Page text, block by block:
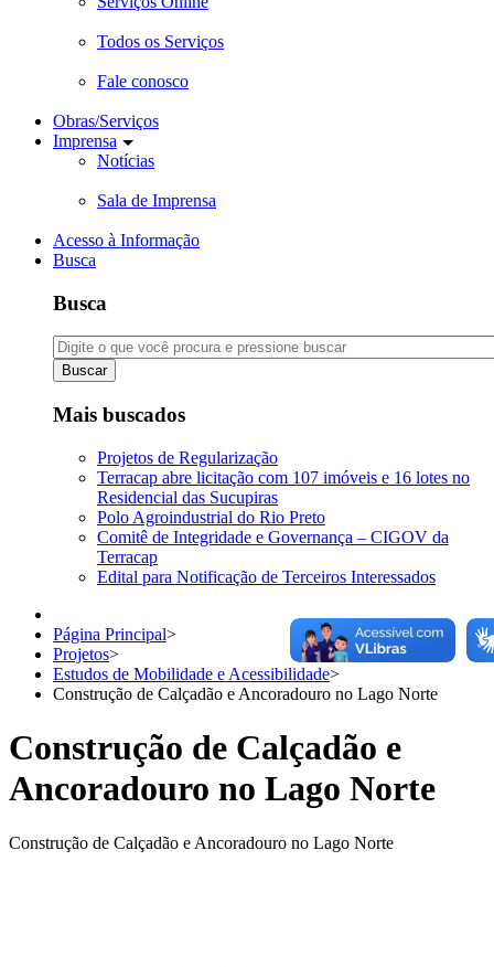
Todos os Serviços
Fale conosco
Obras/Serviços
Imprensa
Notícias
Sala de Imprensa
Acesso à Informação
Busca
Busca
Buscar
Mais buscados
Projetos de Regularização
Terracap abre licitação com 107 imóveis e 16 lotes no
Residencial das Sucupiras
Polo Agroindustrial do Rio Preto
Comitê de Integridade e Governança – CIGOV da
Terracap
Edital para Notificação de Terceiros Interessados
Página Principal>
Projetos>
Estudos de Mobilidade e Acessibilidade>
Construção de Calçadão e Ancoradouro no Lago Norte
Construção de Calçadão e
Ancoradouro no Lago Norte
Construção de Calçadão e Ancoradouro no Lago Norte